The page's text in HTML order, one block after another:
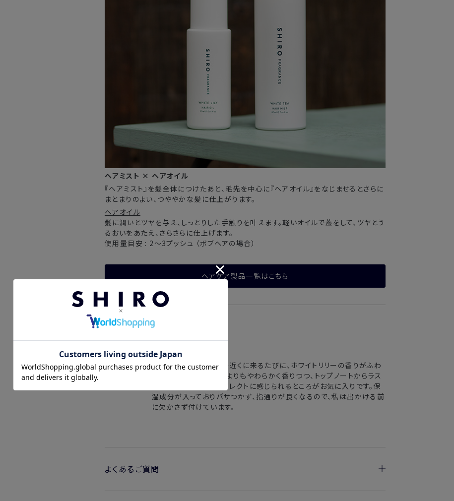
ヘアミスト × ヘアオイル
『ヘアミスト』を髪全体につけたあと、毛先を中心に『ヘアオイル』をなじませるとさらに
まとまりのよい、つややかな髪に仕上がります。
ヘアオイル
髪に潤いとツヤを与え、しっとりした手触りを叶えます。軽いオイルで蓋をして、ツヤとう
るおいをあたえ、さらさらに仕上げます。
使用量目安 : 2～3プッシュ （ボブヘアの場合）
ヘアケア製品一覧はこちら
本社スタッフ＜企画＞
髪が風で揺れたり、顔の近くに来るたびに、ホワイトリリーの香りがふわ
りと感じられます。香水よりもやわらかく香りつつ、トップノートからラス
トノートへの変化がダイレクトに感じられるところがお気に入りです。保
湿成分が入っておりパサつかず、指通りが良くなるので、私は出かける前
に欠かさず付けています。
よくあるご質問